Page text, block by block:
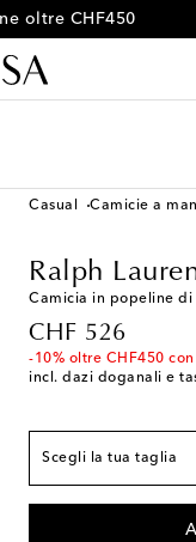
oltre CHF450
Casual
Camicie a
Ralph
Camicia in popeline di
CHF 526
original price
-10% oltre CHF450 con
incl. dazi doganali e
Scegli la tua taglia
Vestibilità conforme
M / EU 39 Pochi
L / EU 41 Pochi
XXL / EU 43 Ultimo